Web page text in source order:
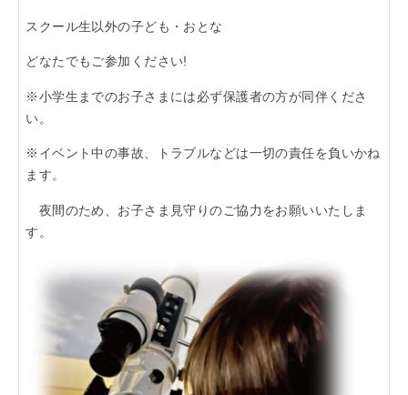
「らくうぇる。」は⼤阪 南河内の地域密着型ポータルサ
イト！ランチやディナーのクーポン、イベント、地域情報
スクール生以外の子ども・おとな
どなたでもご参加ください!
※小学生までのお子さまには必ず保護者の方が同伴くださ
い。
※イベント中の事故、トラブルなどは一切の責任を負いかね
ます。
夜間のため、お子さま見守りのご協力をお願いいたしま
す。